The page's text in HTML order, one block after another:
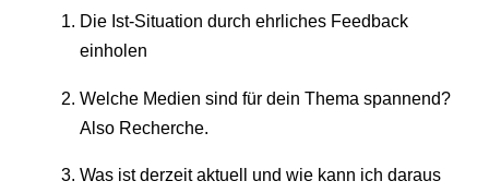
Die Ist-Situation durch ehrliches Feedback
einholen
Welche Medien sind für dein Thema spannend?
Also Recherche.
Was ist derzeit aktuell und wie kann ich daraus